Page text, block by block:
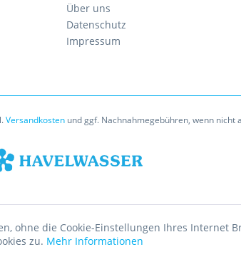
Über uns
Datenschutz
Impressum
Versandkostenund ggf. Nachnahmegebühren, wenn nicht
ohne die Cookie-Einstellungen Ihres Internet
zu. Mehr Informationen